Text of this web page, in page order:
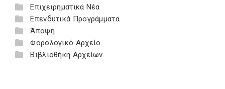
Επιχειρηματικά Νέα
Επενδυτικά Προγράμματα
Άποψη
Φορολογικό Αρχείο
Βιβλιοθήκη Αρχείων